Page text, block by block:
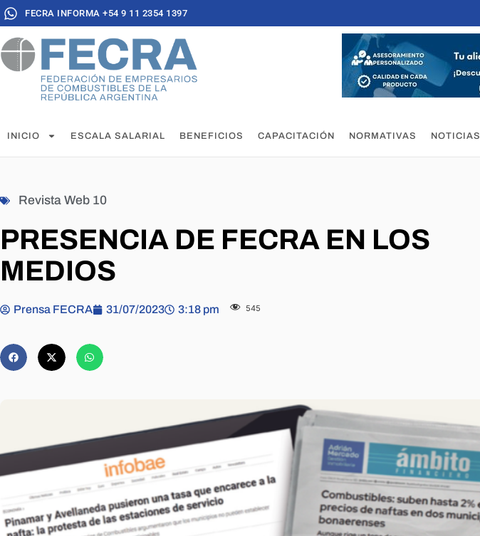
FECRA INFORMA +54 9 11 2354 1397
INICIO ESCALA SALARIAL BENEFICIOS CAPACITACIÓN NORMATIVAS NOTICIAS
Revista Web 10
PRESENCIA DE FECRA EN LOS
MEDIOS
Prensa FECRA 31/07/2023 3:18 pm 545